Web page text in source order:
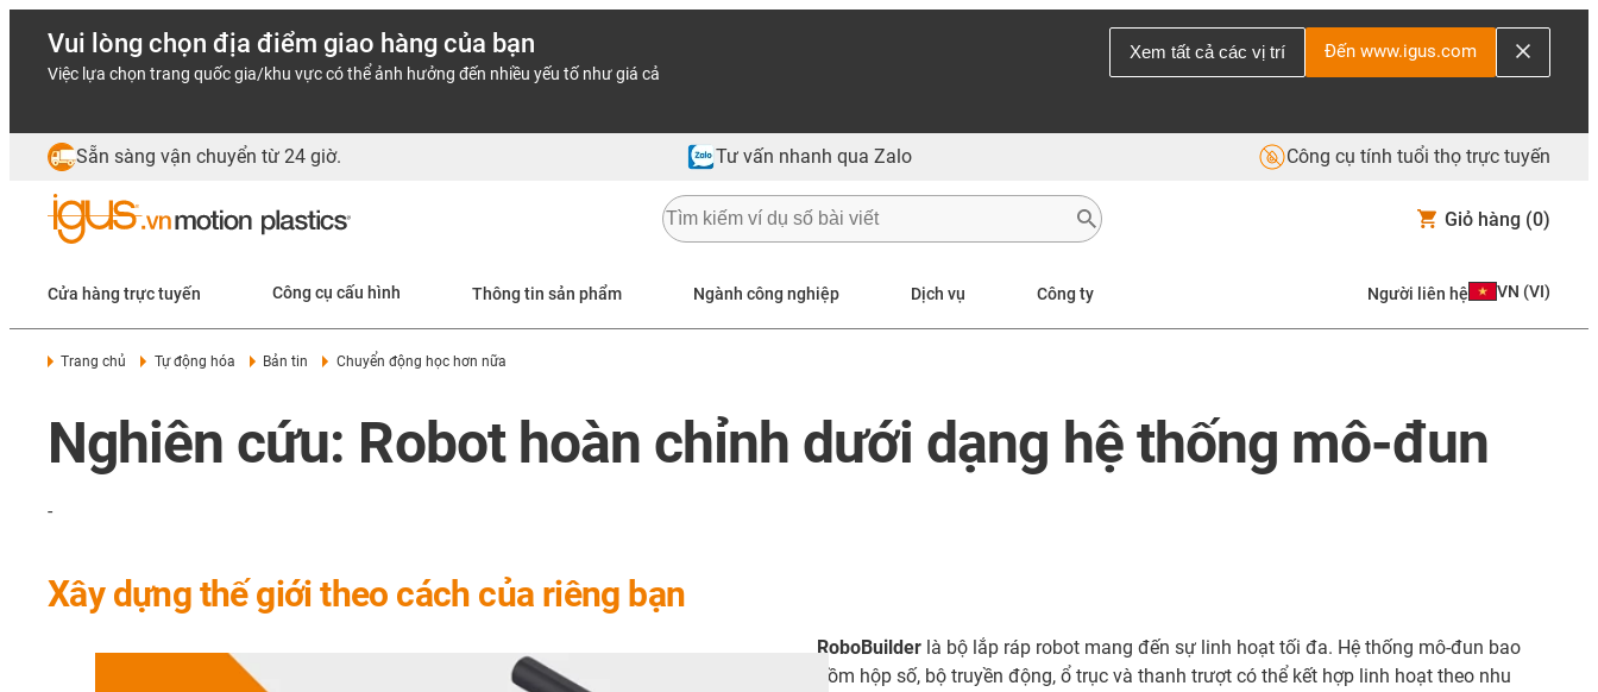
Vui lòng chọn địa điểm giao hàng của bạn
Việc lựa chọn trang quốc gia/khu vực có thể ảnh hưởng đến nhiều yếu tố như giá cả
Xem tất cả các vị trí Đến www.igus.com
Sẵn sàng vận chuyển từ 24 giờ. Tư vấn nhanh qua Zalo Công cụ tính tuổi thọ trực tuyến
Giỏ hàng (0)
Cửa hàng trực tuyến Công cụ cấu hình Thông tin sản phẩm Ngành công nghiệp Dịch vụ Công ty Người liên hệ VN (VI)
Trang chủ Tự động hóa Bản tin Chuyển động học hơn nữa
Nghiên cứu: Robot hoàn chỉnh dưới dạng hệ thống mô-đun
-
Xây dựng thế giới theo cách của riêng bạn
RoboBuilder là bộ lắp ráp robot mang đến sự linh hoạt tối đa. Hệ thống mô-đun bao
gồm hộp số, bộ truyền động, ổ trục và thanh trượt có thể kết hợp linh hoạt theo nhu